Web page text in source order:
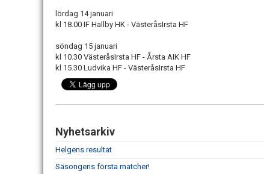
lördag 14 januari
kl 18.00 IF Hallby HK - VästeråsIrsta HF
söndag 15 januari
kl 10.30 VästeråsIrsta HF - Årsta AIK HF
kl 15.30 Ludvika HF - VästeråsIrsta HF
Nyhetsarkiv
Helgens resultat
Säsongens första matcher!